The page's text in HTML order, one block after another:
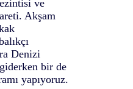
ve
. Akşam
Denizi
bir de
yapıyoruz.